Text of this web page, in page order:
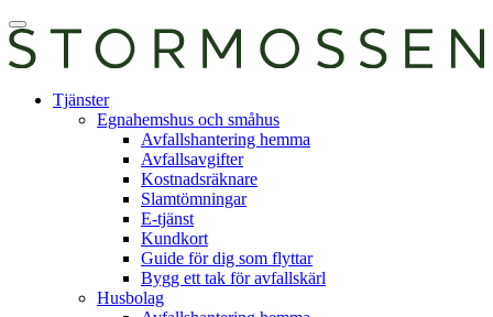
Skip
to
content
Öppna
huvudmeny
tjänst
Tjänster
Egnahemshus och småhus
Avfallshantering hemma
Avfallsavgifter
Kostnadsräknare
Slamtömningar
E-tjänst
Kundkort
Guide för dig som flyttar
Bygg ett tak för avfallskärl
Husbolag